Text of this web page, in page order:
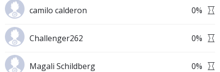
camilo calderon 0%
Challenger262 0%
Magali Schildberg 0%